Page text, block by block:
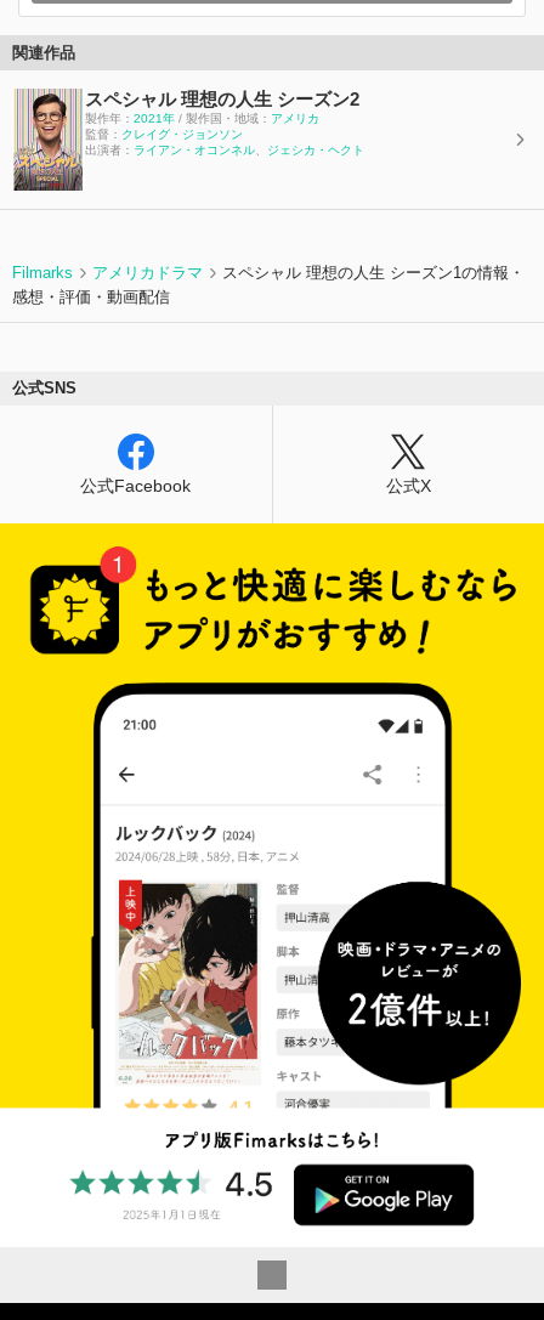
関連作品
スペシャル 理想の人生 シーズン2
製作年： 2021年 / 製作国・地域： アメリカ
監督： クレイグ・ジョンソン
出演者： ライアン・オコンネル ジェシカ・ヘクト
Filmarks アメリカドラマ
スペシャル 理想の人生 シーズン1の情報・
感想・評価・動画配信
公式SNS
公式Facebook 公式X